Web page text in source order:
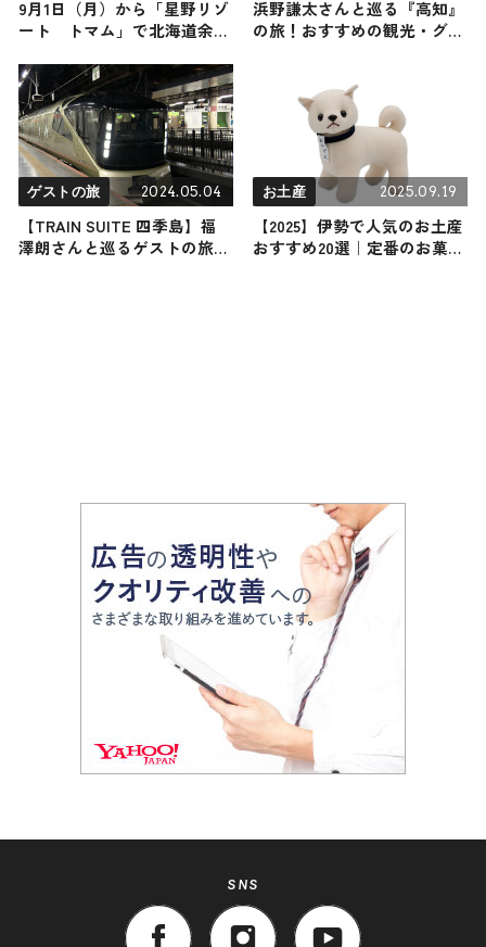
9月1日（月）から「星野リゾ
ート トマム」で北海道余市
定ワインの提供をスタート
浜野謙太さんと巡る『高知』
の旅！おすすめの観光・グル
ゲストの旅 2024.05.04
【TRAIN SUITE 四季島】福
澤朗さんと巡るゲストの旅！
お土産 2025.09.19
【2025】伊勢で人気のお土産
おすすめ20選｜定番のお菓子
SNS